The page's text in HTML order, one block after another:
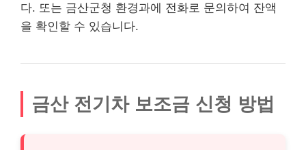
다. 또는 금산군청 환경과에 전화로 문의하여 잔액
을 확인할 수 있습니다.
금산 전기차 보조금 신청 방법